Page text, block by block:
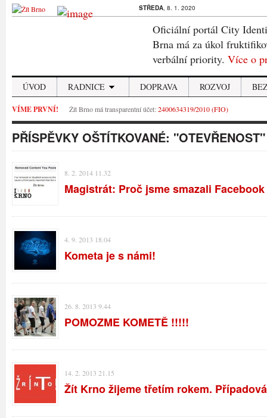
STŘEDA, 8. 1. 2020
Oficiální portál City
Brna má za úkol
verbální priority. Více o
ÚVOD RADNICE DOPRAVA ROZVOJ
VÍME PRVNÍ! Žít Brno má transparentní účet:2400634319/2010 (FIO)
PŘÍSPĚVKY OŠTÍTKOVANÉ: "OTEVŘENOST"
8. 2. 2014 11.32
Magistrát: Proč jsme smazali
4. 9. 2013 18.04
Kometa je s námi!
26. 8. 2013 9.44
POMOZME KOMETĚ !!!!!
14. 2. 2013 21.15
Žít Krno žijeme třetím rokem.